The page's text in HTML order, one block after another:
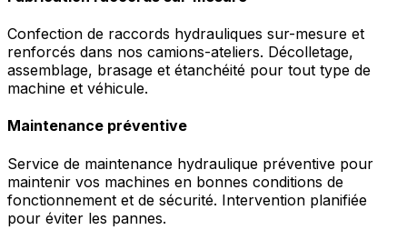
Confection de raccords hydrauliques sur-mesure et
renforcés dans nos camions-ateliers. Décolletage,
assemblage, brasage et étanchéité pour tout type de
machine et véhicule.
Maintenance préventive
Service de maintenance hydraulique préventive pour
maintenir vos machines en bonnes conditions de
fonctionnement et de sécurité. Intervention planifiée
pour éviter les pannes.